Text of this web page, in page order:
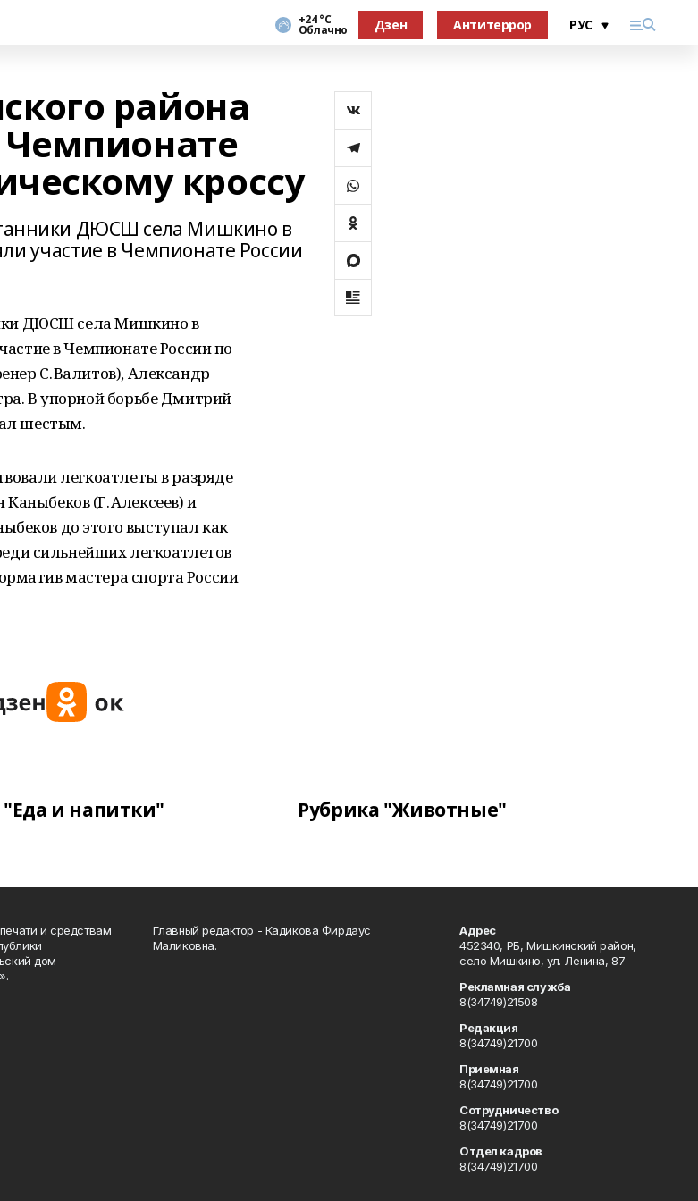
+24 °С
Облачно Дзен Антитеррор
района
кроссу
ДЮСШ села Мишкино в
участие в Чемпионате России
ДЮСШ села Мишкино в
в Чемпионате России по
С. Валитов), Александр
В упорной борьбе Дмитрий
шестым.
легкоатлеты в разряде
(Г. Алексеев) и
до этого выступал как
сильнейших легкоатлетов
мастера спорта России
"Еда и напитки" Рубрика "Животные"
и средствам
дом
Главный редактор - Кадикова Фирдаус
Маликовна.
Адрес
452340, РБ, Мишкинский район,
село Мишкино, ул. Ленина, 87
Рекламная служба
8(34749)21508
Редакция
8(34749)21700
Приемная
8(34749)21700
Сотрудничество
8(34749)21700
Отдел кадров
8(34749)21700